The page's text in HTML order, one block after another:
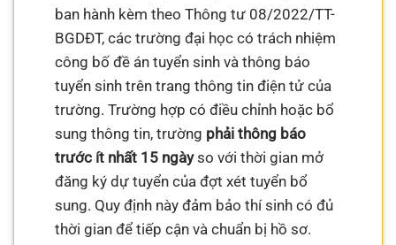
ban hành kèm theo Thông tư 08/2022/TT-
BGDĐT, các trường đại học có trách nhiệm
công bố đề án tuyển sinh và thông báo
tuyển sinh trên trang thông tin điện tử của
trường. Trường hợp có điều chỉnh hoặc bổ
sung thông tin, trường phải thông báo
trước ít nhất 15 ngàyso với thời gian mở
đăng ký dự tuyển của đợt xét tuyển bổ
sung. Quy định này đảm bảo thí sinh có đủ
thời gian để tiếp cận và chuẩn bị hồ sơ.